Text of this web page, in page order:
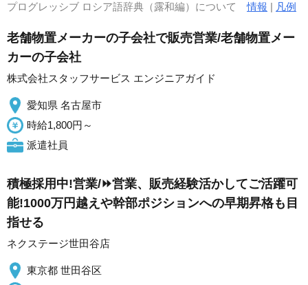
プログレッシブ ロシア語辞典（露和編）について情報 | 凡例
老舗物置メーカーの子会社で販売営業/老舗物置メー
カーの子会社
株式会社スタッフサービス エンジニアガイド
愛知県 名古屋市
時給1,800円～
派遣社員
積極採用中!営業/⏩️営業、販売経験活かしてご活躍可
能!1000万円越えや幹部ポジションへの早期昇格も目
指せる
ネクステージ世田谷店
東京都 世田谷区